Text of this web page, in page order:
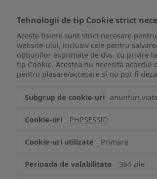
Tehnologii de tip Cookie strict
Aceste fisiere sunt strict necesare
website-ului, inclusiv cele pentru
optiunilor exprimate de dvs. cu privire
tip Cookie. Acestea nu necesita acordul
pentru plasare/accesare si nu pot fi
de
Cookie
necesare
PHPSESSID
Primare
364 zile